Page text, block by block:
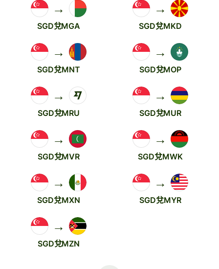
→
SGD兌MGA
→
SGD兌MKD
→
SGD兌MNT
→
SGD兌MOP
→
SGD兌MRU
→
SGD兌MUR
→
SGD兌MVR
→
SGD兌MWK
→
SGD兌MXN
→
SGD兌MYR
→
SGD兌MZN